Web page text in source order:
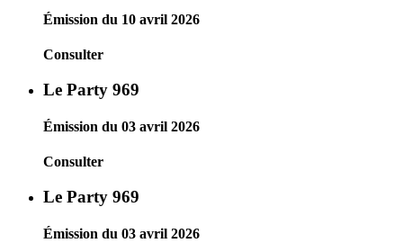
Émission du 10 avril 2026
Consulter
Le Party 969
Émission du 03 avril 2026
Consulter
Le Party 969
Émission du 03 avril 2026